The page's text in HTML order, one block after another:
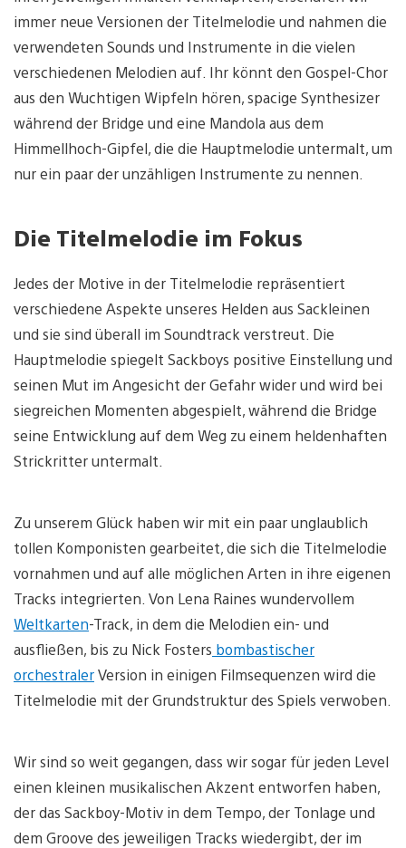
immer neue Versionen der Titelmelodie und nahmen die
verwendeten Sounds und Instrumente in die vielen
verschiedenen Melodien auf. Ihr könnt den Gospel-Chor
aus den Wuchtigen Wipfeln hören, spacige Synthesizer
während der Bridge und eine Mandola aus dem
Himmellhoch-Gipfel, die die Hauptmelodie untermalt, um
nur ein paar der unzähligen Instrumente zu nennen.
Die Titelmelodie im Fokus
Jedes der Motive in der Titelmelodie repräsentiert
verschiedene Aspekte unseres Helden aus Sackleinen
und sie sind überall im Soundtrack verstreut. Die
Hauptmelodie spiegelt Sackboys positive Einstellung und
seinen Mut im Angesicht der Gefahr wider und wird bei
siegreichen Momenten abgespielt, während die Bridge
seine Entwicklung auf dem Weg zu einem heldenhaften
Strickritter untermalt.
Zu unserem Glück haben wir mit ein paar unglaublich
tollen Komponisten gearbeitet, die sich die Titelmelodie
vornahmen und auf alle möglichen Arten in ihre eigenen
Tracks integrierten. Von Lena Raines wundervollem
Weltkarten-Track, in dem die Melodien ein- und
ausfließen, bis zu Nick Fosters bombastischer
orchestralerVersion in einigen Filmsequenzen wird die
Titelmelodie mit der Grundstruktur des Spiels verwoben.
Wir sind so weit gegangen, dass wir sogar für jeden Level
einen kleinen musikalischen Akzent entworfen haben,
der das Sackboy-Motiv in dem Tempo, der Tonlage und
dem Groove des jeweiligen Tracks wiedergibt, der im